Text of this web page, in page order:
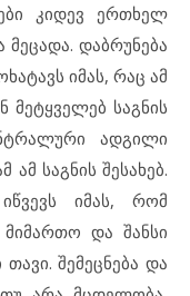
კიდევ ერთხელ
მეცადა. დაბრუნება
იმას, რაც ამ
საგნის
ადგილი
ამ საგნის შესახებ.
იმას, რომ
და შანსი
შემეცნება და